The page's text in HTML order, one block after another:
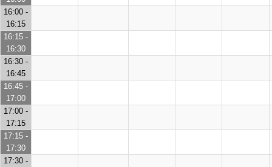
16:00 -
16:15
16:15 -
16:30
16:30 -
16:45
16:45 -
17:00
17:00 -
17:15
17:15 -
17:30
17:30 -